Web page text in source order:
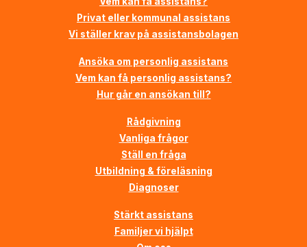
Privat eller kommunal assistans
Vi ställer krav på assistansbolagen
Ansöka om personlig assistans
Vem kan få personlig assistans?
Hur går en ansökan till?
Rådgivning
Vanliga frågor
Ställ en fråga
Utbildning & föreläsning
Diagnoser
Stärkt assistans
Familjer vi hjälpt